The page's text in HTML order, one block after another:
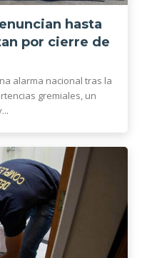
hasta
por cierre de
alarma nacional tras la
gremiales, un